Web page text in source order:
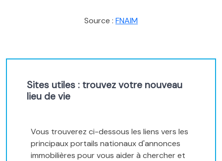
Source : FNAIM
Sites utiles : trouvez votre nouveau
lieu de vie
Vous trouverez ci-dessous les liens vers les
principaux portails nationaux d'annonces
immobilières pour vous aider à chercher et